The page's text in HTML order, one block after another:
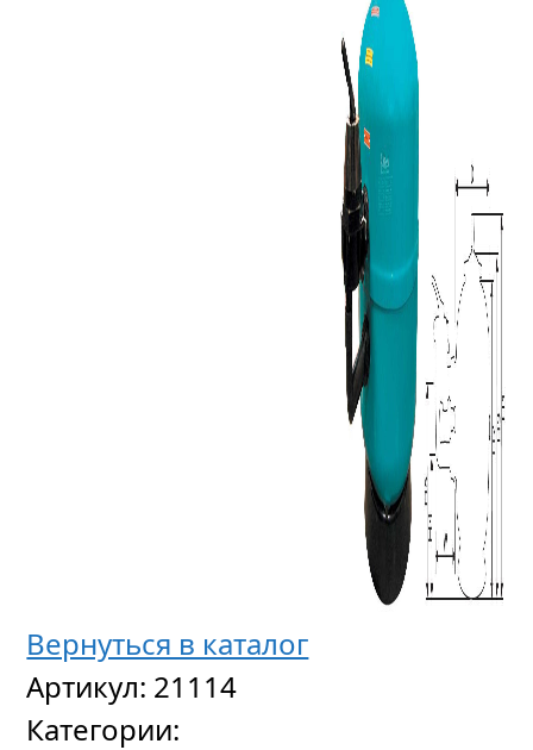
Вернуться в каталог
Артикул: 21114
Категории: